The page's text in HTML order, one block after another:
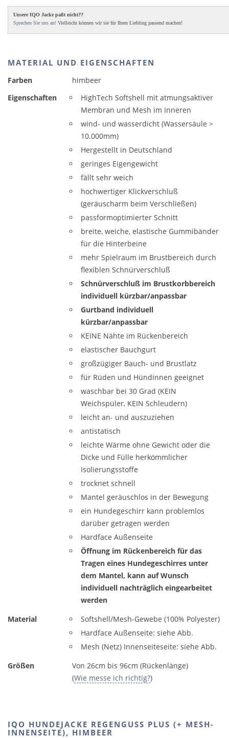
Unsere IQO Jacke paßt nicht??
Sprechen Sie uns an! Vielleicht können wir sie für Ihren Liebling passend machen!
MATERIAL UND EIGENSCHAFTEN
Farben
himbeer
Eigenschaften
HighTech Softshell mit atmungsaktiver
Membran und Mesh im Inneren
wind- und wasserdicht (Wassersäule >
10.000mm)
Hergestellt in Deutschland
geringes Eigengewicht
fällt sehr weich
hochwertiger Klickverschluß
(geräuscharm beim Verschließen)
passformoptimierter Schnitt
breite, weiche, elastische Gummibänder
für die Hinterbeine
mehr Spielraum im Brustbereich durch
flexiblen Schnürverschluß
Schnürverschluß im Brustkorbbereich
individuell kürzbar/anpassbar
Gurtband individuell
kürzbar/anpassbar
KEINE Nähte im Rückenbereich
elastischer Bauchgurt
großzügiger Bauch- und Brustlatz
für Rüden und Hündinnen geeignet
waschbar bei 30 Grad (KEIN
Weichspüler, KEIN Schleudern)
leicht an- und auszuziehen
antistatisch
leichte Wärme ohne Gewicht oder die
Dicke und Fülle herkömmlicher
Isolierungsstoffe
trocknet schnell
Mantel geräuschlos in der Bewegung
ein Hundegeschirr kann problemlos
darüber getragen werden
Hardface Außenseite
Öffnung im Rückenbereich für das
Tragen eines Hundegeschirres unter
dem Mantel, kann auf Wunsch
individuell nachträglich eingearbeitet
werden
Material
Softshell/Mesh-Gewebe (100% Polyester)
Hardface Außenseite: siehe Abb.
Mesh (Netz) Innenseiteseite: siehe Abb.
Größen
Von 26cm bis 96cm (Rückenlänge)
(Wie messe ich richtig?)
IQO HUNDEJACKE REGENGUSS PLUS (+ MESH-
INNENSEITE), HIMBEER